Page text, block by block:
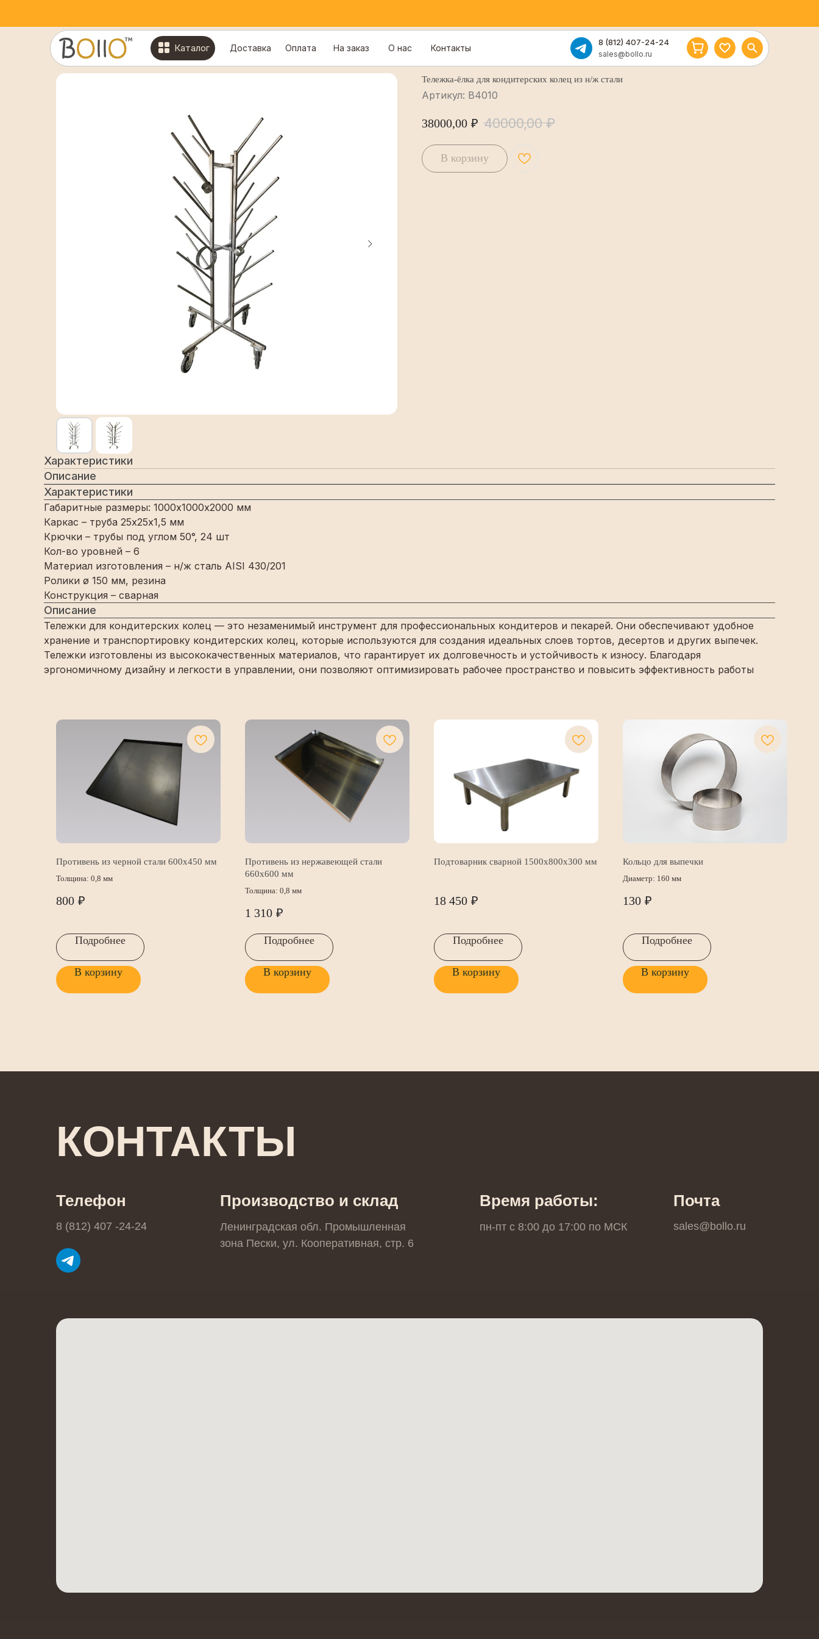
Доставка Оплата На заказ О нас Контакты
Каталог 8 (812) 407-24-24
sales@bollo.ru
Тележка-ёлка для кондитерских колец из н/ж стали
Артикул: В4010
38000,00 ₽ 40000,00 ₽
В корзину
Характеристики
Описание
Характеристики
Габаритные размеры: 1000х1000х2000 мм
Каркас – труба 25х25х1,5 мм
Крючки – трубы под углом 50°, 24 шт
Кол-во уровней – 6
Материал изготовления – н/ж сталь AISI 430/201
Ролики ø 150 мм, резина
Конструкция – сварная
Описание
Тележки для кондитерских колец — это незаменимый инструмент для профессиональных кондитеров и пекарей. Они обеспечивают удобное
хранение и транспортировку кондитерских колец, которые используются для создания идеальных слоев тортов, десертов и других выпечек.
Тележки изготовлены из высококачественных материалов, что гарантирует их долговечность и устойчивость к износу. Благодаря
эргономичному дизайну и легкости в управлении, они позволяют оптимизировать рабочее пространство и повысить эффективность работы
Противень из черной стали 600х450 мм
Толщина: 0,8 мм
800 ₽
Подробнее
В корзину
Противень из нержавеющей стали
660х600 мм
Толщина: 0,8 мм
1 310 ₽
Подробнее
В корзину
Подтоварник сварной 1500х800х300 мм
18 450 ₽
Подробнее
В корзину
Кольцо для выпечки
Диаметр: 160 мм
130 ₽
Подробнее
В корзину
КОНТАКТЫ
Почта
sales@bollo.ru
Телефон
8 (812) 407 -24-24 пн-пт с 8:00 до 17:00 по МCК
Время работы:
Ленинградская обл. Промышленная
зона Пески, ул. Кооперативная, стр. 6
Производство и склад